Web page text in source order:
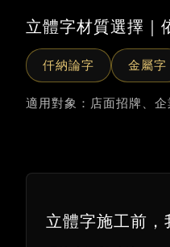
立體字材質選擇｜
仟納論字 金屬字
適用對象：店面招牌、
立體字施工前